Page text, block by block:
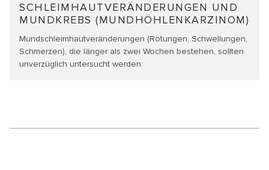
SCHLEIMHAUT­VERÄNDERUNGEN UND
MUNDKREBS (MUNDHÖHLEN­KARZINOM)
Mundschleimhautveränderungen (Rötungen, Schwellungen,
Schmerzen), die länger als zwei Wochen bestehen, sollten
unverzüglich untersucht werden.